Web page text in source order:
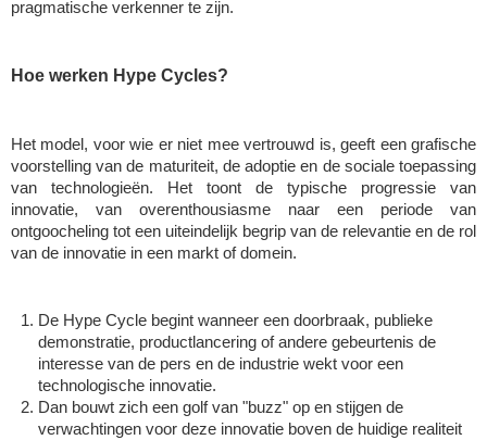
pragmatische verkenner te zijn.
Hoe werken Hype Cycles?
Het model, voor wie er niet mee vertrouwd is, geeft een grafische
voorstelling van de maturiteit, de adoptie en de sociale toepassing
van technologieën. Het toont de typische progressie van
innovatie, van overenthousiasme naar een periode van
ontgoocheling tot een uiteindelijk begrip van de relevantie en de rol
van de innovatie in een markt of domein.
De Hype Cycle begint wanneer een doorbraak, publieke
demonstratie, productlancering of andere gebeurtenis de
interesse van de pers en de industrie wekt voor een
technologische innovatie.
Dan bouwt zich een golf van "buzz" op en stijgen de
verwachtingen voor deze innovatie boven de huidige realiteit